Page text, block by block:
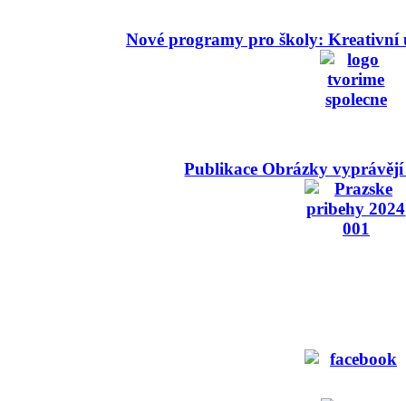
Nové programy pro školy: Kreativní
Publikace Obrázky